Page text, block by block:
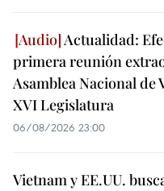
Actualidad:
primera reunión
Asamblea Nacional de
XVI Legislatura
06/08/2026 23:00
Vietnam y EE.UU.